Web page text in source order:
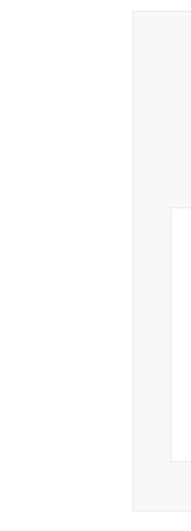
“마
‘자기
진로
『좋
나누